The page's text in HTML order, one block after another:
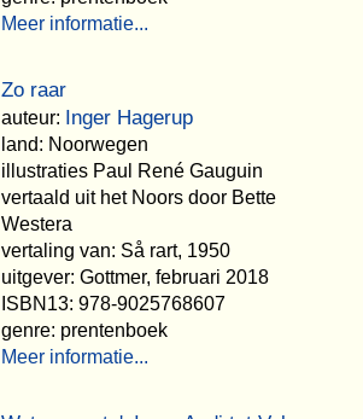
Meer informatie...
Zo raar
auteur: Inger Hagerup
land: Noorwegen
illustraties Paul René Gauguin
vertaald uit het Noors door Bette
Westera
vertaling van: Så rart, 1950
uitgever: Gottmer, februari 2018
ISBN13: 978-9025768607
genre: prentenboek
Meer informatie...